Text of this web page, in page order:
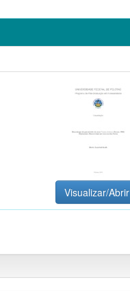
Visualizar/Abrir